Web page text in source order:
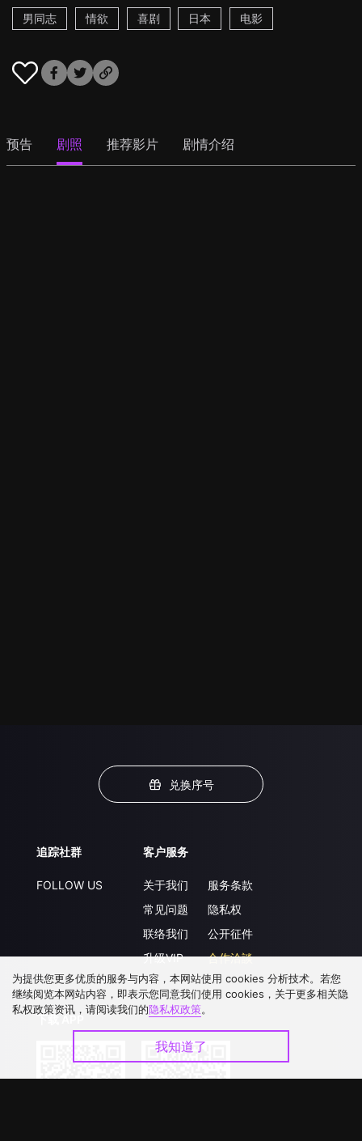
男同志
情欲 喜剧 日本 电影
预告 剧照 推荐影片 剧情介绍
兑换序号
追踪社群
FOLLOW US
客户服务
关于我们
常见问题
联络我们
升级VIP
服务条款
隐私权
公开征件
合作洽談
下载 APP
为提供您更多优质的服务与内容，本网站使用 cookies 分析技术。若您
继续阅览本网站内容，即表示您同意我们使用 cookies，关于更多相关隐
私权政策资讯，请阅读我们的隐私权政策。
我知道了